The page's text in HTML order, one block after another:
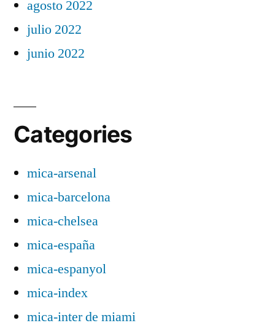
agosto 2022
julio 2022
junio 2022
Categories
mica-arsenal
mica-barcelona
mica-chelsea
mica-españa
mica-espanyol
mica-index
mica-inter de miami